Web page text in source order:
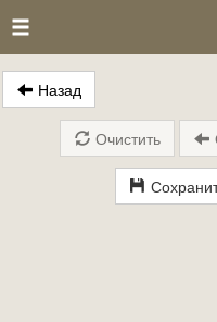
Назад
Очистить